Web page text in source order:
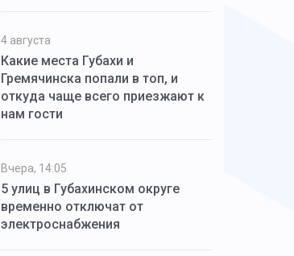
4 августа
Какие места Губахи и
Гремячинска попали в топ, и
откуда чаще всего приезжают к
нам гости
Вчера, 14:05
5 улиц в Губахинском округе
временно отключат от
электроснабжения